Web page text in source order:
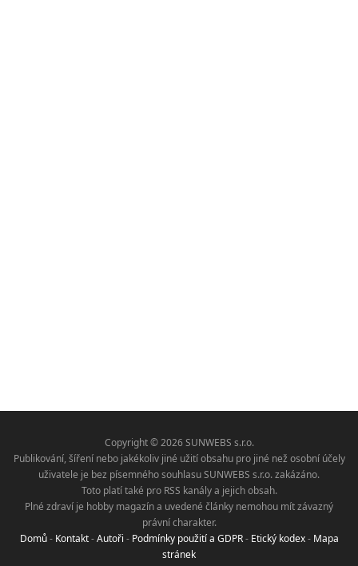
Copyright © 2026 SUNWEBS s.r.o.
Publikování, šíření nebo jakékoliv jiné užití obsahu pro jiné než osobní účely
uživatele je bez písemného souhlasu SUNWEBS s.r.o. zakázáno.
Toto platí také pro RSS kanály a jejich obsah.
Plné zdraví je hobby magazín a uvedené články nemohou mít závazný
právní charakter.
Domů- Kontakt-Autoři - Podmínky použití a GDPR- Etický kodex- Mapa
stránek